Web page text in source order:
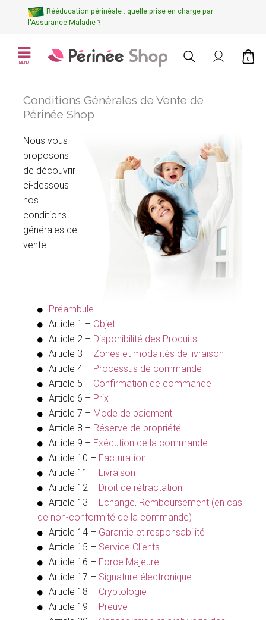
Rééducation périnéale : quelle prise en charge par
l'Assurance Maladie ?
MENU
0
Conditions Générales de Vente de
Périnée Shop
Nous vous
proposons
de découvrir
ci-dessous
nos
conditions
générales de
vente :
Préambule
Article 1 – Objet
Article 2 – Disponibilité des Produits
Article 3 – Zones et modalités de livraison
Article 4 – Processus de commande
Article 5 – Confirmation de commande
Article 6 – Prix
Article 7 – Mode de paiement
Article 8 – Réserve de propriété
Article 9 – Exécution de la commande
Article 10 – Facturation
Article 11 – Livraison
Article 12 – Droit de rétractation
Article 13 – Echange, Remboursement (en cas
de non-conformité de la commande)
Article 14 – Garantie et responsabilité
Article 15 – Service Clients
Article 16 – Force Majeure
Article 17 – Signature électronique
Article 18 – Cryptologie
Article 19 – Preuve